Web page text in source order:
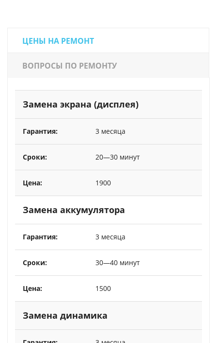
ЦЕНЫ НА РЕМОНТ
ВОПРОСЫ ПО РЕМОНТУ
Замена экрана (дисплея)
3 месяца
20—30 минут
1900
Замена аккумулятора
3 месяца
30—40 минут
1500
Замена динамика